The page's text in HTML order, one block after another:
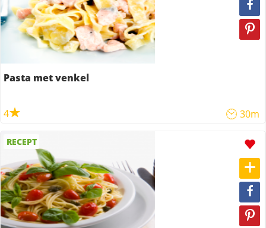
Pasta met venkel
4 30m
RECEPT